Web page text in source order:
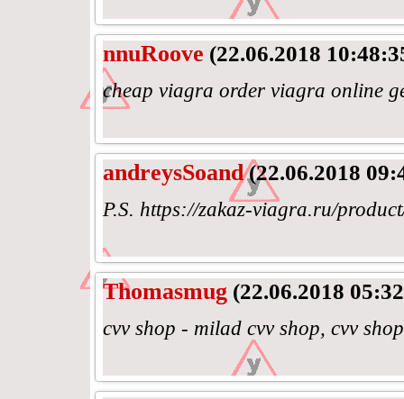
nnuRoove (22.06.2018
cheap viagra order viagra online
andreysSoand(22.06.2018
P.S. https://zakaz-viagra.ru/
Thomasmug (22.06.2018
cvv shop - milad cvv shop, cvv